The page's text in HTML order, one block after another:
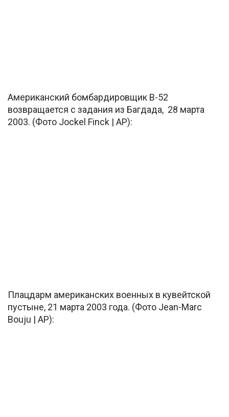
Американский бомбардировщик B-52
возвращается с задания из Багдада, 28 марта
2003. (Фото Jockel Finck | AP):
Плацдарм американских военных в кувейтской
пустыне, 21 марта 2003 года. (Фото Jean-Marc
Bouju | AP):